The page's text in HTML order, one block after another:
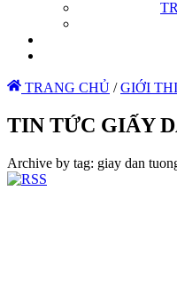
TRANG CHỦ / GIỚI
TIN TỨC GIẤY
Archive by tag: giay dan